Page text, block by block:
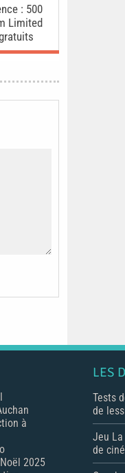
: 500
Limited
à
2025
LES
Tests
de
Jeu
de